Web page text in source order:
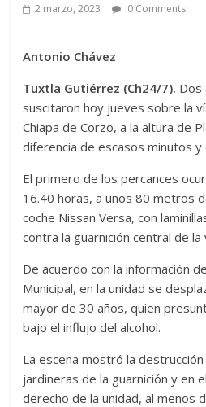
2 marzo, 2023 0 Comments
Antonio Chávez
Tuxtla Gutiérrez (Ch24/7). Dos
suscitaron hoy jueves sobre la
Chiapa de Corzo, a la altura de
diferencia de escasos minutos
El primero de los percances
16.40 horas, a unos 80 metros
coche Nissan Versa, con
contra la guarnición central de la
De acuerdo con la información
Municipal, en la unidad se
mayor de 30 años, quien
bajo el influjo del alcohol.
La escena mostró la
jardineras de la guarnición y en
derecho de la unidad, al menos